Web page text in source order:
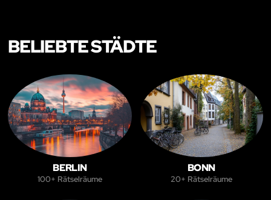
BELIEBTE STÄDTE
BERLIN
100+ Rätselräume
BONN
20+ Rätselräume